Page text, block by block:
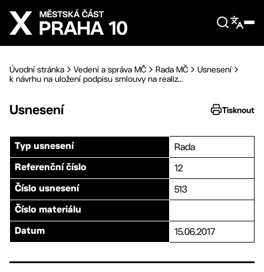
Přejít na hlavní obsah
Úvodní stránka Vedení a správa MČ Rada MČ
Usnesení
k návrhu na uložení podpisu smlouvy na realiz...
Usnesení Tisknout
Typ usnesení Rada
Referenční číslo 12
Číslo usnesení 513
Číslo materiálu
Datum 15.06.2017